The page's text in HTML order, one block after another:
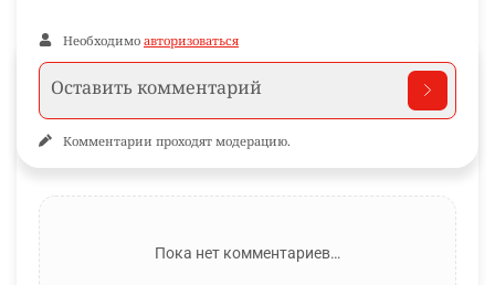
Необходимо авторизоваться
Комментарии проходят модерацию.
Пока нет комментариев…